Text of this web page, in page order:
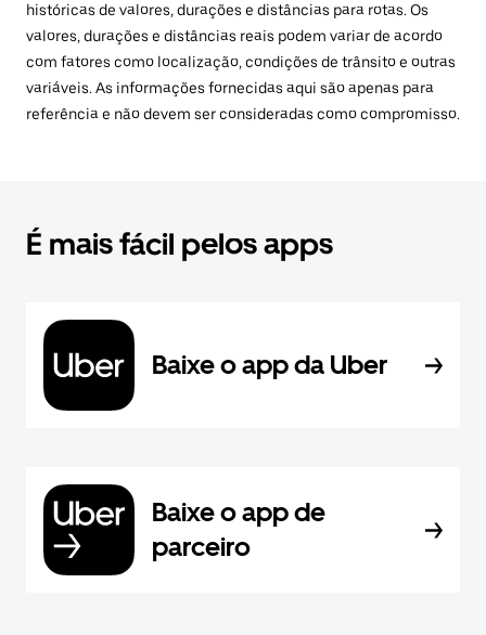
históricas de valores, durações e distâncias para rotas. Os
valores, durações e distâncias reais podem variar de acordo
com fatores como localização, condições de trânsito e outras
variáveis. As informações fornecidas aqui são apenas para
referência e não devem ser consideradas como compromisso.
É mais fácil pelos apps
Baixe o app da Uber
Baixe o app de
parceiro